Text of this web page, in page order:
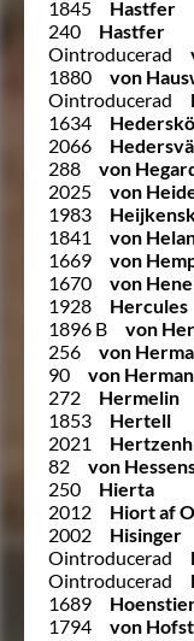
1845
Hastfer
240
Hastfer
Ointroducerad
1880
von
Ointroducerad
1634
2066
288
von
2025
von
1983
1841
von
1669
von
1670
von
1928
Hercules
1896 B
von
256
von
90
von
272
Hermelin
1853
Hertell
2021
82
von
250
Hierta
2012
Hiort af
2002
Hisinger
Ointroducerad
Ointroducerad
1689
1794
von